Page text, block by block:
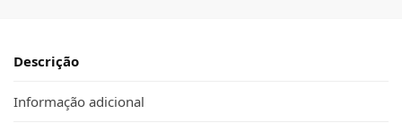
Descrição
Informação adicional